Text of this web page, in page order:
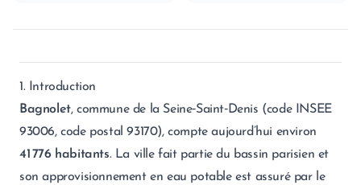
1. Introduction
Bagnolet, commune de la Seine‑Saint‑Denis (code INSEE
93006, code postal 93170), compte aujourd’hui environ
41 776 habitants. La ville fait partie du bassin parisien et
son approvisionnement en eau potable est assuré par le